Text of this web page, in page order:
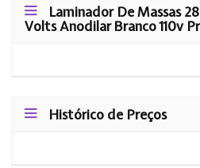
Laminador De Massas
Volts Anodilar Branco 110v
Histórico de Preços